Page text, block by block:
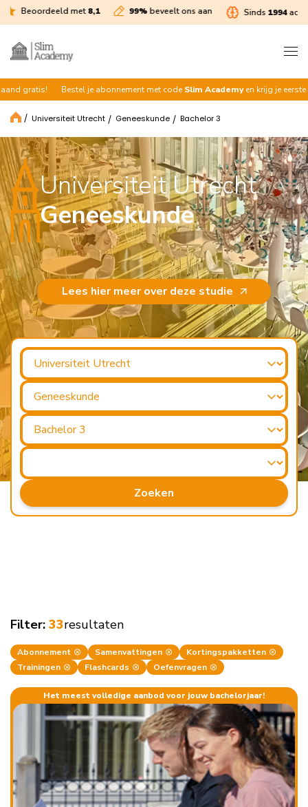
Beoordeeld met8,1 99%beveelt ons aan Sinds1994actief
Bestel je abonnement met codeSlim Academyen krijg je eerste maand
Universiteit Utrecht Geneeskunde Bachelor 3
Universiteit Utrecht
Geneeskunde
Lees hier meer over deze studie
Filter: 33resultaten
Abonnement Samenvattingen
Kortingspakketten
Trainingen
Flashcards Oefenvragen
Het meest volledige aanbod voor jouw bachelorjaar!